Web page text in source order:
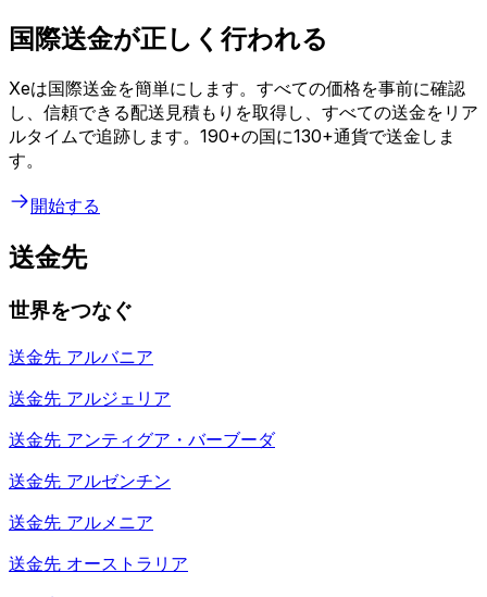
国際送金が正しく行われる
Xeは国際送金を簡単にします。すべての価格を事前に確認
し、信頼できる配送見積もりを取得し、すべての送金をリア
ルタイムで追跡します。190+の国に130+通貨で送金しま
す。
開始する
送金先
世界をつなぐ
送金先 アルバニア
送金先 アルジェリア
送金先 アンティグア・バーブーダ
送金先 アルゼンチン
送金先 アルメニア
送金先 オーストラリア